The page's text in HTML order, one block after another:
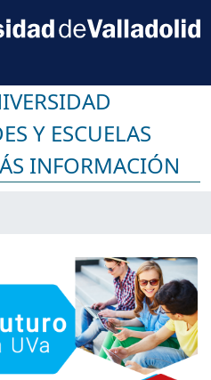
Y ESCUELAS
INFORMACIÓN